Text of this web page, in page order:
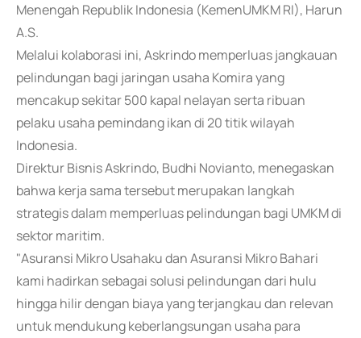
Menengah Republik Indonesia (KemenUMKM RI), Harun
A.S.
Melalui kolaborasi ini, Askrindo memperluas jangkauan
pelindungan bagi jaringan usaha Komira yang
mencakup sekitar 500 kapal nelayan serta ribuan
pelaku usaha pemindang ikan di 20 titik wilayah
Indonesia.
Direktur Bisnis Askrindo, Budhi Novianto, menegaskan
bahwa kerja sama tersebut merupakan langkah
strategis dalam memperluas pelindungan bagi UMKM di
sektor maritim.
"Asuransi Mikro Usahaku dan Asuransi Mikro Bahari
kami hadirkan sebagai solusi pelindungan dari hulu
hingga hilir dengan biaya yang terjangkau dan relevan
untuk mendukung keberlangsungan usaha para